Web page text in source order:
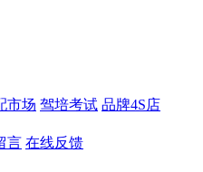
市场 驾培考试 品牌4S店
言 在线反馈